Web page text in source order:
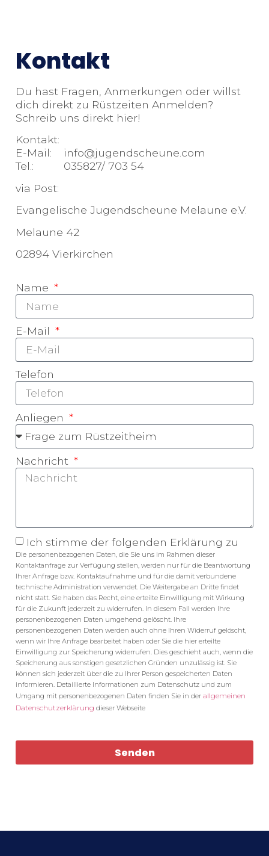
Kontakt
Du hast Fragen, Anmerkungen oder willst
dich direkt zu Rüstzeiten Anmelden?
Schreib uns direkt hier!
Kontakt:
E-Mail: info@jugendscheune.com
Tel.: 035827/ 703 54
via Post:
Evangelische Jugendscheune Melaune e.V.
Melaune 42
02894 Vierkirchen
Name
E-Mail
Telefon
Anliegen
Nachricht
Ich stimme der folgenden Erklärung zu
Die personenbezogenen Daten, die Sie uns im Rahmen dieser
Kontaktanfrage zur Verfügung stellen, werden nur für die Beantwortung
Ihrer Anfrage bzw. Kontaktaufnahme und für die damit verbundene
technische Administration verwendet. Die Weitergabe an Dritte findet
nicht statt. Sie haben das Recht, eine erteilte Einwilligung mit Wirkung
für die Zukunft jederzeit zu widerrufen. In diesem Fall werden Ihre
personenbezogenen Daten umgehend gelöscht. Ihre
personenbezogenen Daten werden auch ohne Ihren Widerruf gelöscht,
wenn wir Ihre Anfrage bearbeitet haben oder Sie die hier erteilte
Einwilligung zur Speicherung widerrufen. Dies geschieht auch, wenn die
Speicherung aus sonstigen gesetzlichen Gründen unzulässig ist. Sie
können sich jederzeit über die zu Ihrer Person gespeicherten Daten
informieren. Detaillierte Informationen zum Datenschutz und zum
Umgang mit personenbezogenen Daten finden Sie in der allgemeinen
Datenschutzerklärung dieser Webseite
Senden